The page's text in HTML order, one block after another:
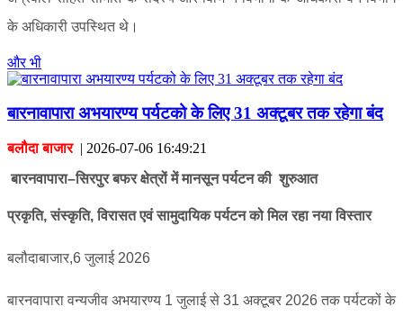
के अधिकारी उपस्थित थे।
और भी
बारनावापारा अभयारण्य पर्यटको के लिए 31 अक्टूबर तक रहेगा बंद
बलौदा बाजार| 2026-07-06 16:49:21
बारनवापारा–सिरपुर बफर क्षेत्रों में मानसून पर्यटन की शुरुआत
प्रकृति, संस्कृति, विरासत एवं सामुदायिक पर्यटन को मिल रहा नया विस्तार
बलौदाबाजार,6 जुलाई 2026
बारनवापारा वन्यजीव अभयारण्य 1 जुलाई से 31 अक्टूबर 2026 तक पर्यटकों के